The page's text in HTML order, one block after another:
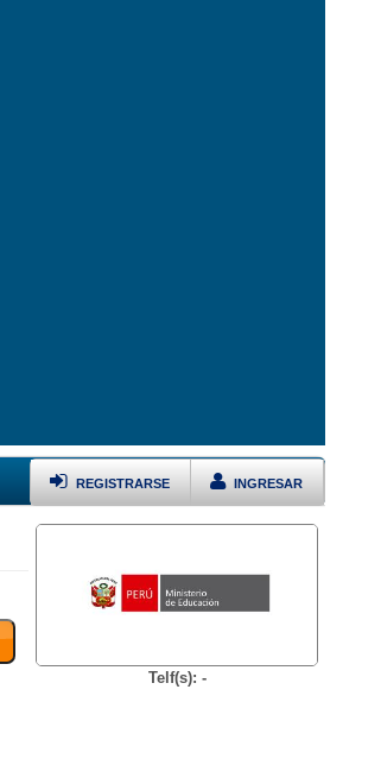
INGRESAR
REGISTRARSE
Telf(s): -